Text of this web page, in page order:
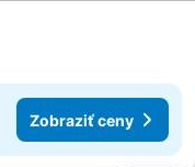
Zobraziť ceny